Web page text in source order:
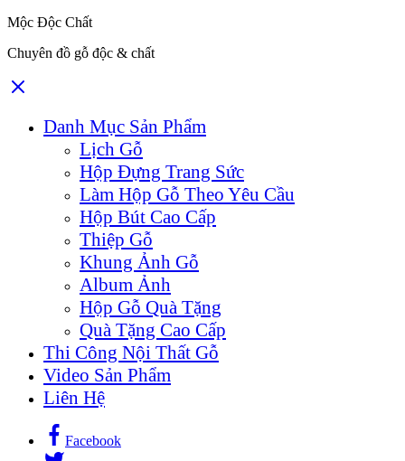
Mộc Độc Chất
Chuyên đồ gỗ độc & chất
Danh Mục Sản Phẩm
Lịch Gỗ
Hộp Đựng Trang Sức
Làm Hộp Gỗ Theo Yêu Cầu
Hộp Bút Cao Cấp
Thiệp Gỗ
Khung Ảnh Gỗ
Album Ảnh
Hộp Gỗ Quà Tặng
Quà Tặng Cao Cấp
Thi Công Nội Thất Gỗ
Video Sản Phẩm
Liên Hệ
Facebook